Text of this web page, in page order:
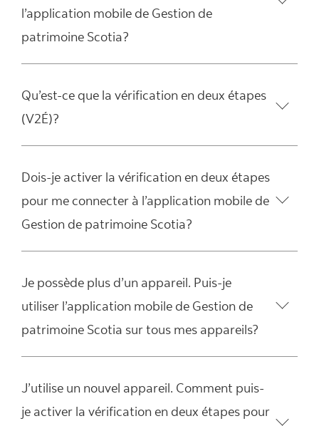
l’application mobile de Gestion de
patrimoine Scotia?
Qu’est-ce que la vérification en deux étapes
(V2É)?
Dois-je activer la vérification en deux étapes
pour me connecter à l’application mobile de
Gestion de patrimoine Scotia?
Je possède plus d’un appareil. Puis-je
utiliser l’application mobile de Gestion de
patrimoine Scotia sur tous mes appareils?
J’utilise un nouvel appareil. Comment puis-
je activer la vérification en deux étapes pour